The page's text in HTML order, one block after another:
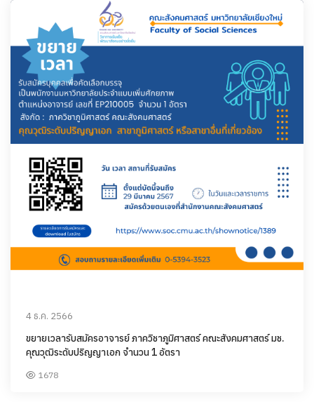
4 ธ.ค. 2566
ขยายเวลารับสมัครอาจารย์ ภาควิชาภูมิศาสตร์ คณะสังคมศาสตร์ มช.
คุณวุฒิระดับปริญญาเอก จำนวน 1 อัตรา
1678